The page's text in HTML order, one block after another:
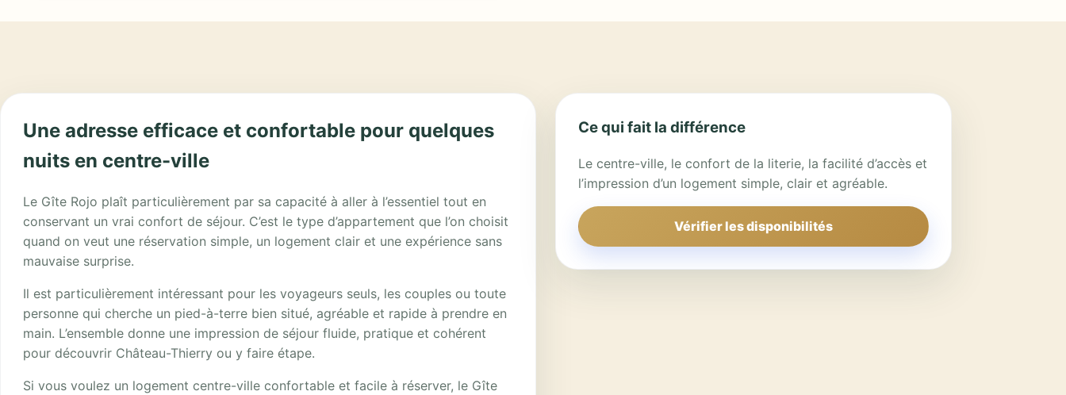
Une adresse efficace et confortable pour quelques
nuits en centre-ville
Le Gîte Rojo plaît particulièrement par sa capacité à aller à l’essentiel tout en
conservant un vrai confort de séjour. C’est le type d’appartement que l’on choisit
quand on veut une réservation simple, un logement clair et une expérience sans
mauvaise surprise.
Il est particulièrement intéressant pour les voyageurs seuls, les couples ou toute
personne qui cherche un pied-à-terre bien situé, agréable et rapide à prendre en
main. L’ensemble donne une impression de séjour fluide, pratique et cohérent
pour découvrir Château-Thierry ou y faire étape.
Si vous voulez un logement centre-ville confortable et facile à réserver, le Gîte
Ce qui fait la différence
Le centre-ville, le confort de la literie, la facilité d’accès et
l’impression d’un logement simple, clair et agréable.
Vérifier les disponibilités